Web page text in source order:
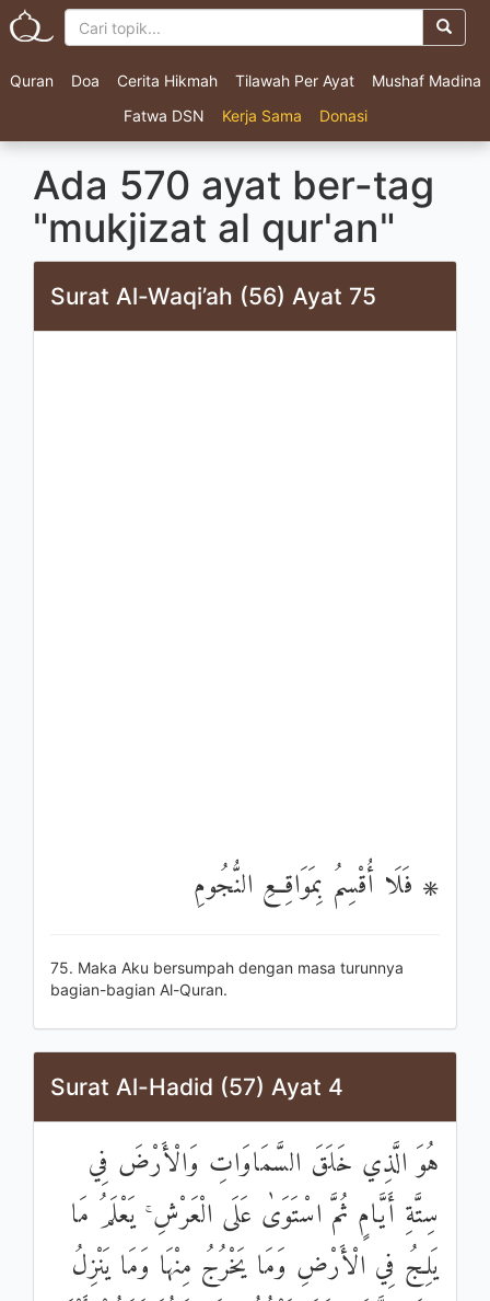
Quran Doa Cerita Hikmah Tilawah Per Ayat
Mushaf Madina
Fatwa DSN
Kerja Sama Donasi
Ada 570 ayat ber-tag
"mukjizat al qur'an"
Surat Al-Waqi’ah (56) Ayat 75
۞ فَلَا أُقْسِمُ بِمَوَاقِعِ النُّجُومِ
75. Maka Aku bersumpah dengan masa turunnya
bagian-bagian Al-Quran.
Surat Al-Hadid (57) Ayat 4
هُوَ الَّذِي خَلَقَ السَّمَاوَاتِ وَالْأَرْضَ فِي
سِتَّةِ أَيَّامٍ ثُمَّ اسْتَوَىٰ عَلَى الْعَرْشِ ۚ يَعْلَمُ مَا
يَلِجُ فِي الْأَرْضِ وَمَا يَخْرُجُ مِنْهَا وَمَا يَنْزِلُ